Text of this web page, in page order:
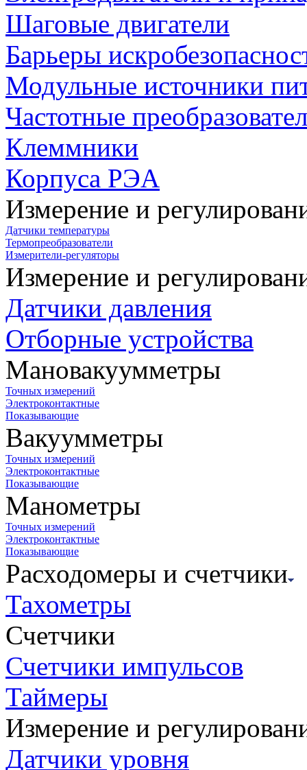
Шаговые двигатели
Барьеры
Модульные источники
Частотные
Клеммники
Корпуса РЭА
Измерение и
Датчики температуры
Термопреобразователи
Измерители-регуляторы
Измерение и
Датчики давления
Отборные устройства
Мановакуумметры
Точных измерений
Электроконтактные
Показывающие
Вакуумметры
Точных измерений
Электроконтактные
Показывающие
Манометры
Точных измерений
Электроконтактные
Показывающие
Расходомеры и счетчики
Тахометры
Счетчики
Счетчики импульсов
Таймеры
Измерение и
Датчики уровня